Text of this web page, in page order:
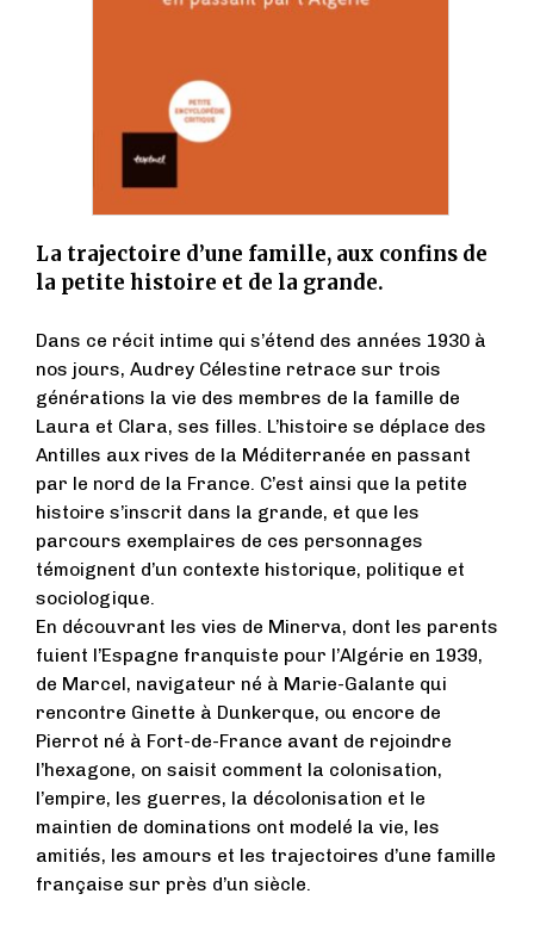
La trajectoire d’une famille, aux confins de
la petite histoire et de la grande.
Dans ce récit intime qui s’étend des années 1930 à
nos jours, Audrey Célestine retrace sur trois
générations la vie des membres de la famille de
Laura et Clara, ses filles. L’histoire se déplace des
Antilles aux rives de la Méditerranée en passant
par le nord de la France. C’est ainsi que la petite
histoire s’inscrit dans la grande, et que les
parcours exemplaires de ces personnages
témoignent d’un contexte historique, politique et
sociologique.
En découvrant les vies de Minerva, dont les parents
fuient l’Espagne franquiste pour l’Algérie en 1939,
de Marcel, navigateur né à Marie-Galante qui
rencontre Ginette à Dunkerque, ou encore de
Pierrot né à Fort-de-France avant de rejoindre
l’hexagone, on saisit comment la colonisation,
l’empire, les guerres, la décolonisation et le
maintien de dominations ont modelé la vie, les
amitiés, les amours et les trajectoires d’une famille
française sur près d’un siècle.